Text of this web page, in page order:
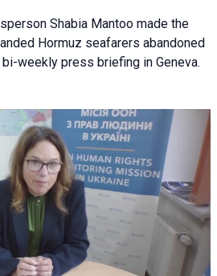
Shabia Mantoo made the
Hormuz seafarers abandoned
weekly press briefing in Geneva.